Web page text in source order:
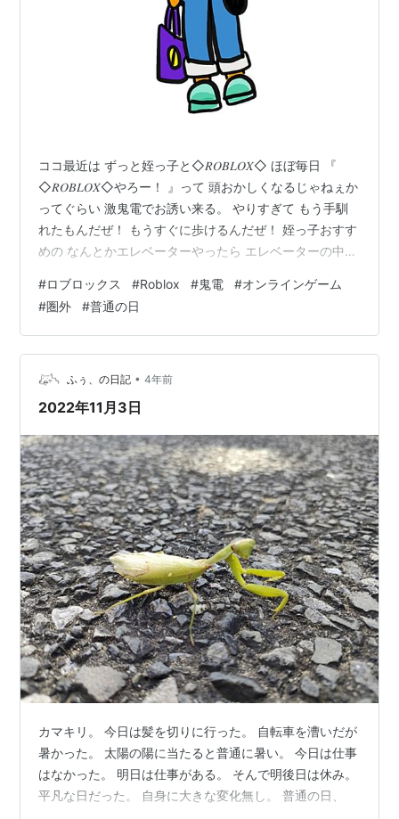
ココ最近は ずっと姪っ子と◇𝑅𝑂𝐵𝐿𝑂𝑋◇ ほぼ毎日 『
◇𝑅𝑂𝐵𝐿𝑂𝑋◇やろー！ 』って 頭おかしくなるじゃねぇか
ってぐらい 激鬼電でお誘い来る。 やりすぎて もう手馴
れたもんだぜ！ もうすぐに歩けるんだぜ！ 姪っ子おすす
めの なんとかエレベーターやったら エレベーターの中
して帰宅した日でした｡ ランキング参加中はてなブログ同
盟！初心者歓迎・なんでもOK！日記・雑記10・20・
30・40・50・60代 ランキング参加中雑談・日記を書き
たい人のグループ ランキング参加中イラスト ランキング
参加中アクセスの輪 ランキング参加中雑談 ランキ…
#ロブロックス #Roblox #鬼電 #オンラインゲーム
#圏外 #普通の日
ふぅ、の日記 • 4年前
2022年11月3日
カマキリ。 今日は髪を切りに行った。 自転車を漕いだが
暑かった。 太陽の陽に当たると普通に暑い。 今日は仕事
はなかった。 明日は仕事がある。 そんで明後日は休み。
平凡な日だった。 自身に大きな変化無し。 普通の日、